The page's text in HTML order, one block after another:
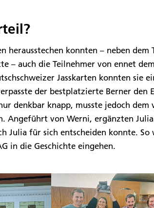
herausstechen konnten – neben dem
– auch die Teilnehmer von ennet
Jasskarten konnten sie
der bestplatzierte Berner den
denkbar knapp, musste jedoch
Angeführt von Werni, ergänzten
Julia für sich entscheiden konnte.
in die Geschichte eingehen.